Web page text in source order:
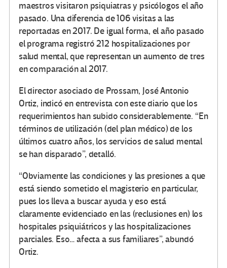
maestros visitaron psiquiatras y psicólogos el año
pasado. Una diferencia de 106 visitas a las
reportadas en 2017. De igual forma, el año pasado
el programa registró 212 hospitalizaciones por
salud mental, que representan un aumento de tres
en comparación al 2017.
El director asociado de Prossam, José Antonio
Ortiz, indicó en entrevista con este diario que los
requerimientos han subido considerablemente. “En
términos de utilización (del plan médico) de los
últimos cuatro años, los servicios de salud mental
se han disparado”, detalló.
“Obviamente las condiciones y las presiones a que
está siendo sometido el magisterio en particular,
pues los lleva a buscar ayuda y eso está
claramente evidenciado en las (reclusiones en) los
hospitales psiquiátricos y las hospitalizaciones
parciales. Eso… afecta a sus familiares”, abundó
Ortiz.